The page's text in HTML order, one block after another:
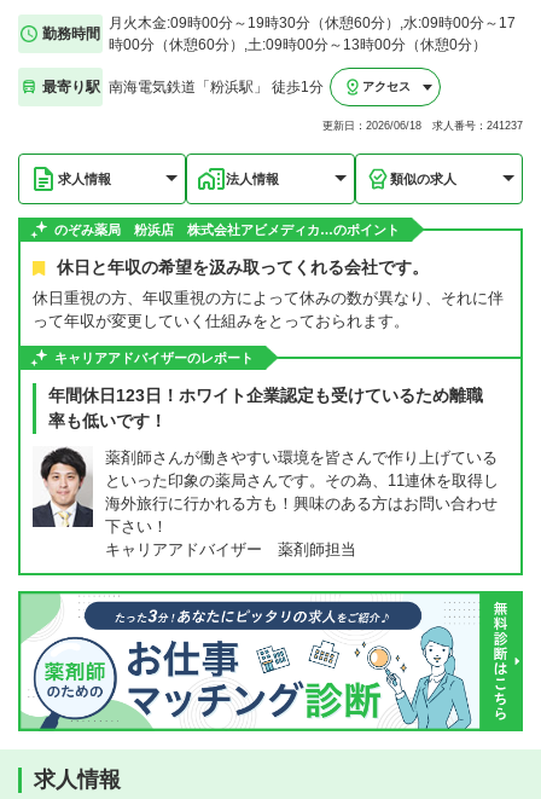
勤務時間
月火木金:09時00分～19時30分（休憩60分）,水:09時00分～17
時00分（休憩60分）,土:09時00分～13時00分（休憩0分）
最寄り駅 南海電気鉄道「粉浜駅」 徒歩1分 アクセス
更新日：2026/06/18 求人番号：241237
求人情報 法人情報 類似の求人
のぞみ薬局 粉浜店 株式会社アビメディカ…のポイント
休日と年収の希望を汲み取ってくれる会社です。
休日重視の方、年収重視の方によって休みの数が異なり、それに伴
って年収が変更していく仕組みをとっておられます。
キャリアアドバイザーのレポート
年間休日123日！ホワイト企業認定も受けているため離職
率も低いです！
薬剤師さんが働きやすい環境を皆さんで作り上げている
といった印象の薬局さんです。その為、11連休を取得し
海外旅行に行かれる方も！興味のある方はお問い合わせ
下さい！
キャリアアドバイザー 薬剤師担当
求人情報